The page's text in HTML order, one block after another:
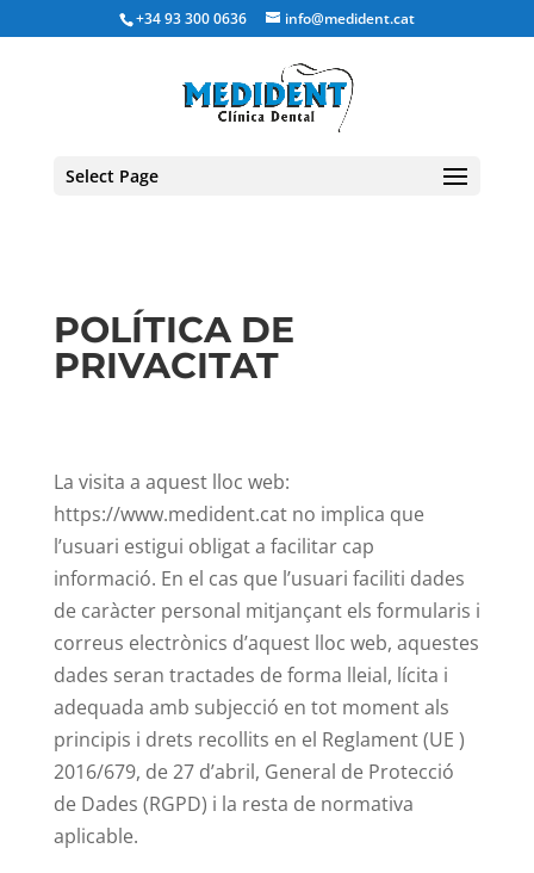
+34 93 300 0636 info@medident.cat
Select Page
POLÍTICA DE
PRIVACITAT
La visita a aquest lloc web:
https://www.medident.cat no implica que
l’usuari estigui obligat a facilitar cap
informació. En el cas que l’usuari faciliti dades
de caràcter personal mitjançant els formularis i
correus electrònics d’aquest lloc web, aquestes
dades seran tractades de forma lleial, lícita i
adequada amb subjecció en tot moment als
principis i drets recollits en el Reglament (UE )
2016/679, de 27 d’abril, General de Protecció
de Dades (RGPD) i la resta de normativa
aplicable.